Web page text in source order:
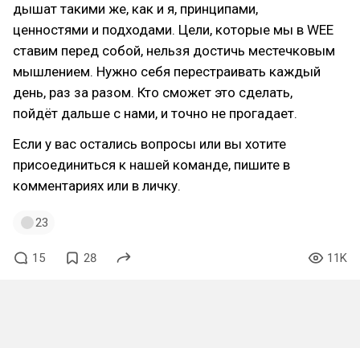
дышат такими же, как и я, принципами,
ценностями и подходами. Цели, которые мы в WEE
ставим перед собой, нельзя достичь местечковым
мышлением. Нужно себя перестраивать каждый
день, раз за разом. Кто сможет это сделать,
пойдёт дальше с нами, и точно не прогадает.
Если у вас остались вопросы или вы хотите
присоединиться к нашей команде, пишите в
комментариях или в личку.
23
15 28 11K